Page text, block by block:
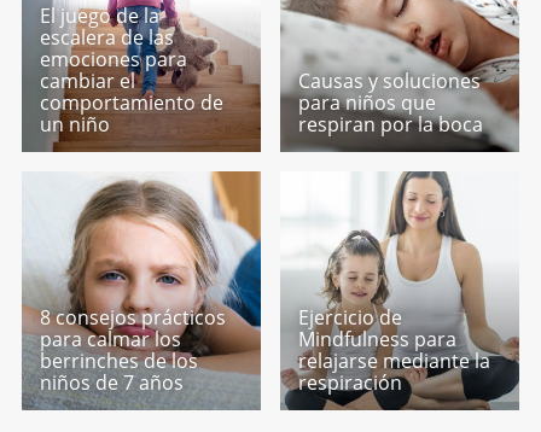
El juego de la
escalera de las
emociones para
cambiar el
comportamiento de
un niño
Causas y soluciones
para niños que
respiran por la boca
8 consejos prácticos
para calmar los
berrinches de los
niños de 7 años
Ejercicio de
Mindfulness para
relajarse mediante la
respiración